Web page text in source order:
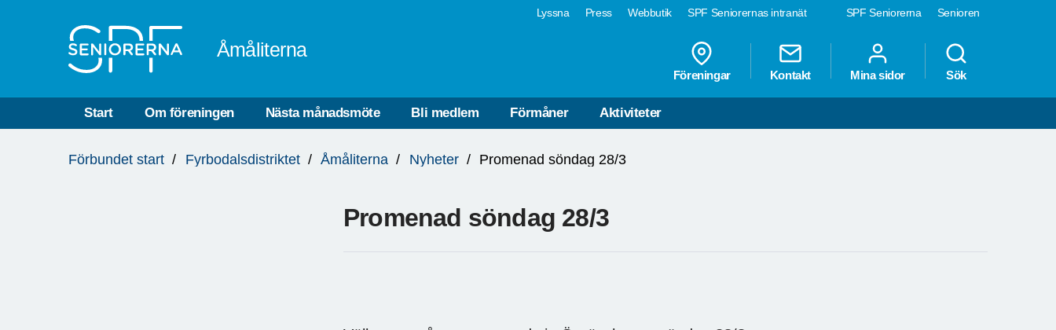
SPF Seniorerna Senioren
Lyssna Press Webbutik SPF Seniorernas intranät
Åmåliterna
Föreningar Kontakt Mina sidor Sök
Start Om föreningen Nästa månadsmöte Bli medlem Förmåner Aktiviteter
är
Förbundet start Fyrbodalsdistriktet Åmåliterna Nyheter Promenad söndag 28/3
Promenad söndag 28/3